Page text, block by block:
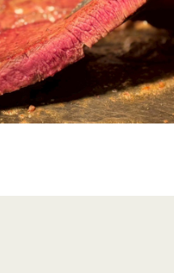
ペシャワール
プールサイドダイニング
OUTRIGGER